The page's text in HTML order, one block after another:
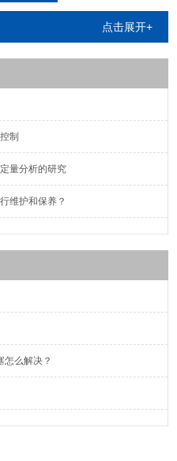
杯，广泛应用在各个领域。
点击展开+
制
量分析的研究
维护和保养？
怎么解决？